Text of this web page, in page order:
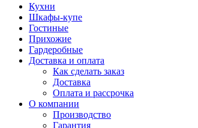
Кухни
Шкафы-купе
Гостиные
Прихожие
Гардеробные
Доставка и оплата
Как сделать заказ
Доставка
Оплата и рассрочка
О компании
Производство
Гарантия